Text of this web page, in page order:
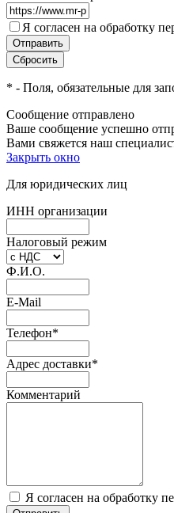
Я согласен на обработку
* - Поля, обязательные для
Сообщение отправлено
Ваше сообщение успешно
Вами свяжется наш
Закрыть окно
Для юридических лиц
ИНН организации
Налоговый режим
Ф.И.О.
E-Mail
Телефон*
Адрес доставки*
Комментарий
Я согласен на обработку